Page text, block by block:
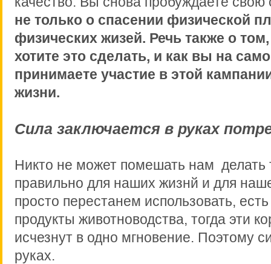
не только о спасении физической
физических жизей. Речь также о
хотите это сделать, и как вы на
принимаете участие в этой
жизни.
Сила заключается в руках
Никто не может помешать нам делать
правильно для наших жизнй и для
просто перестанем использовать, есть
продукты животноводства, тогда эти
исчезнут в одно мгновение. Поэтому
руках.